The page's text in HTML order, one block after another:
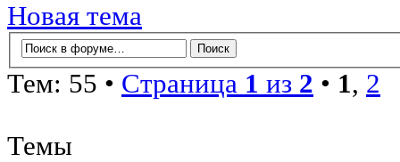
Новая тема
Тем: 55 • Страница 1 из 2 • 1, 2
Темы